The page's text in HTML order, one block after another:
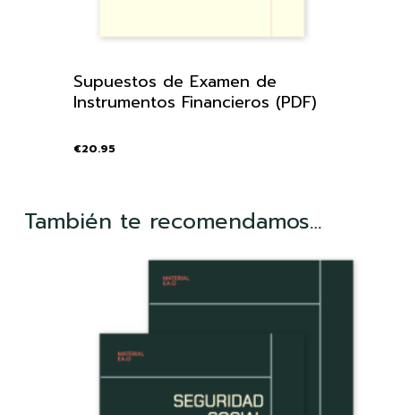
Supuestos de Examen de
Instrumentos Financieros (PDF)
€20.95
También te recomendamos…